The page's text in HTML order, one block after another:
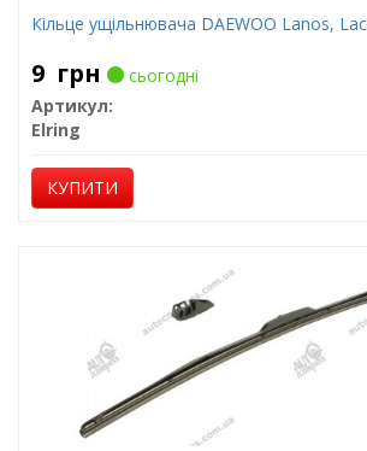
Кільце ущільнювача DAEWOO Lanos,
9 грн
сьогодні
Артикул:
Elring
КУПИТИ